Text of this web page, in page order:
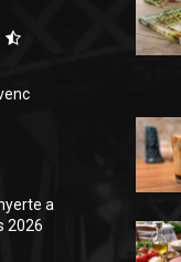
a
2026